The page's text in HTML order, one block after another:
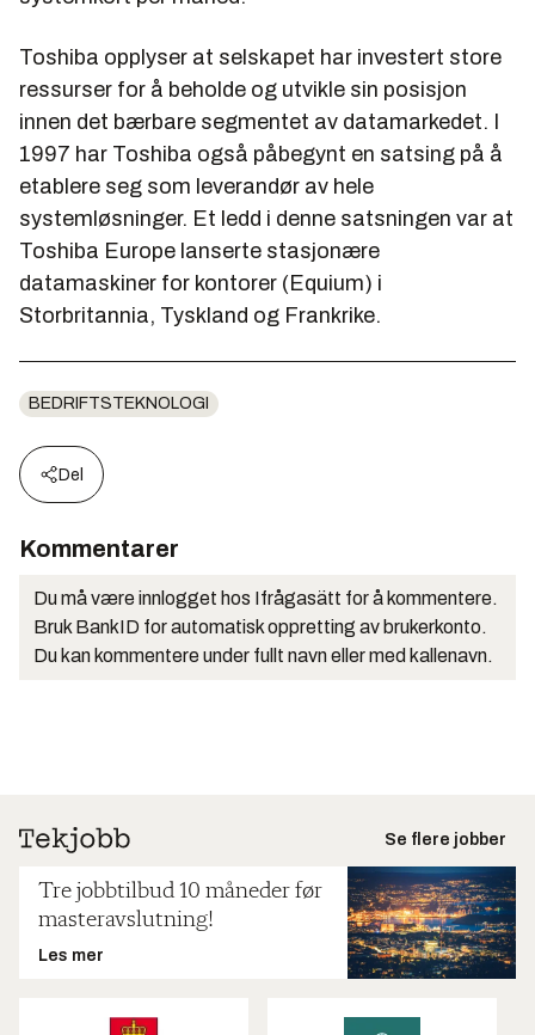
Toshiba opplyser at selskapet har investert store
ressurser for å beholde og utvikle sin posisjon
innen det bærbare segmentet av datamarkedet. I
1997 har Toshiba også påbegynt en satsing på å
etablere seg som leverandør av hele
systemløsninger. Et ledd i denne satsningen var at
Toshiba Europe lanserte stasjonære
datamaskiner for kontorer ( Equium) i
Storbritannia, Tyskland og Frankrike.
BEDRIFTSTEKNOLOGI
Del
Kommentarer
Du må være innlogget hos Ifrågasätt for å kommentere.
Bruk BankID for automatisk oppretting av brukerkonto.
Du kan kommentere under fullt navn eller med kallenavn.
Se flere jobber
Tre jobbtilbud 10 måneder før
masteravslutning!
Les mer